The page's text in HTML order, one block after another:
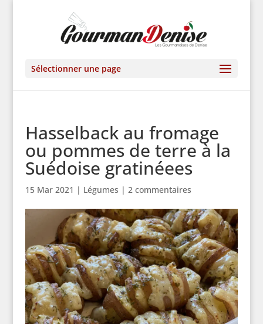
Sélectionner une page
Hasselback au fromage
ou pommes de terre à la
Suédoise gratinéees
15 Mar 2021 | Légumes | 2 commentaires